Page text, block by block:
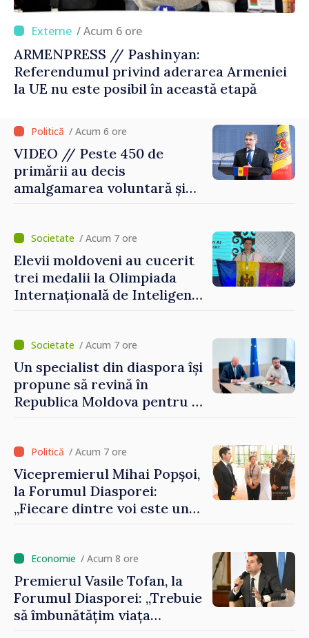
/ Acum 6 ore
ARMENPRESS // Pashinyan:
Referendumul privind aderarea Armeniei
la UE nu este posibil în această etapă
/ Acum 6 ore
VIDEO // Peste 450 de
primării au decis
amalgamarea voluntară și
Grosu: „Este important să
depășim blocajele și să dăm o
șansă localităților să se
dezvolte”
/ Acum 7 ore
Elevii moldoveni au cucerit
trei medalii la Olimpiada
Internațională de Inteligență
/ Acum 7 ore
Un specialist din diaspora își
propune să revină în
Republica Moldova pentru a
/ Acum 7 ore
Vicepremierul Mihai Popșoi,
la Forumul Diasporei:
„Fiecare dintre voi este un
imaginii Republicii Moldova”
/ Acum 8 ore
Premierul Vasile Tofan, la
Forumul Diasporei: „Trebuie
să îmbunătățim viața